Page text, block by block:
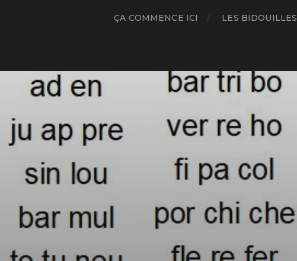
ÇA COMMENCE ICI LES BIDOUILLES